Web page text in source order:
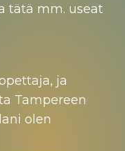
tätä mm. useat
ja
Tampereen
olen